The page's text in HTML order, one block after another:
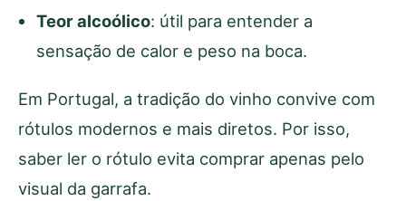
Teor alcoólico: útil para entender a
sensação de calor e peso na boca.
Em Portugal, a tradição do vinho convive com
rótulos modernos e mais diretos. Por isso,
saber ler o rótulo evita comprar apenas pelo
visual da garrafa.